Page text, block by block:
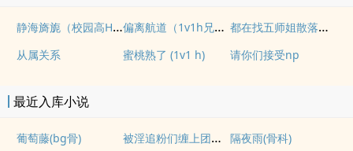
静海旖旎（校园高H） 偏离航道（1v1h兄妹骨科bg） 都在找五师姐散落的法宝
从属关系 蜜桃熟了 (1v1 h) 请你们接受np
最近入库小说
葡萄藤(bg骨) 被淫追粉们缠上团播女主播(露出NPH) 隔夜雨(骨科)